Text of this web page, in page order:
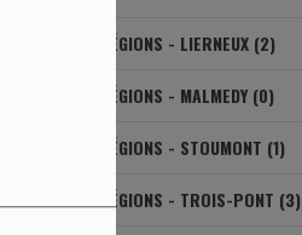
LE TOUR DES RÉGIONS - LIERNEUX (2)
LE TOUR DES RÉGIONS - MALMEDY (0)
LE TOUR DES RÉGIONS - STOUMONT (1)
LE TOUR DES RÉGIONS - TROIS-PONT (3)